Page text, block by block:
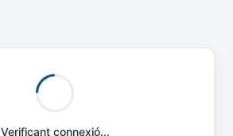
Verificant connexió...